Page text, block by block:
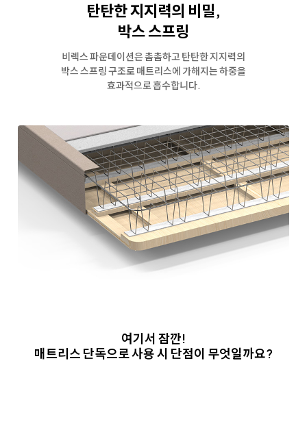
탄탄한 지지력의 비밀,
박스 스프링
비렉스 파운데이션은 촘촘하고 탄탄한 지지력의
박스 스프링 구조로 매트리스에 가해지는 하중을
효과적으로 흡수합니다.
여기서 잠깐!
매트리스 단독으로 사용 시 단점이 무엇일까요?